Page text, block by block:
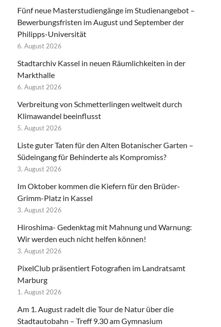
Fünf neue Masterstudiengänge im Studienangebot –
Bewerbungsfristen im August und September der
Philipps-Universität
6. August 2026
Stadtarchiv Kassel in neuen Räumlichkeiten in der
Markthalle
6. August 2026
Verbreitung von Schmetterlingen weltweit durch
Klimawandel beeinflusst
5. August 2026
Liste guter Taten für den Alten Botanischer Garten –
Südeingang für Behinderte als Kompromiss?
3. August 2026
Im Oktober kommen die Kiefern für den Brüder-
Grimm-Platz in Kassel
3. August 2026
Hiroshima- Gedenktag mit Mahnung und Warnung:
Wir werden euch nicht helfen können!
3. August 2026
PixelClub präsentiert Fotografien im Landratsamt
Marburg
1. August 2026
Am 1. August radelt die Tour de Natur über die
Stadtautobahn – Treff 9.30 am Gymnasium